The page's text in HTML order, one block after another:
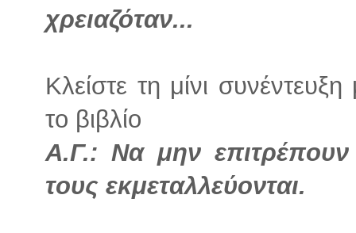
χρειαζόταν...
Κλείστε τη μίνι
το βιβλίο
Α.Γ.: Να μην
τους εκμεταλλεύονται.